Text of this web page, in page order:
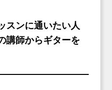
スンに通いたい人
講師からギターを